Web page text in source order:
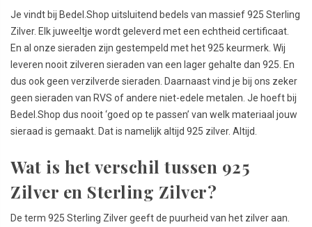
Je vindt bij Bedel.Shop uitsluitend bedels van massief 925 Sterling
Zilver. Elk juweeltje wordt geleverd met een echtheid certificaat.
En al onze sieraden zijn gestempeld met het 925 keurmerk. Wij
leveren nooit zilveren sieraden van een lager gehalte dan 925. En
dus ook geen verzilverde sieraden. Daarnaast vind je bij ons zeker
geen sieraden van RVS of andere niet-edele metalen. Je hoeft bij
Bedel.Shop dus nooit ‘goed op te passen’ van welk materiaal jouw
sieraad is gemaakt. Dat is namelijk altijd 925 zilver. Altijd.
Wat is het verschil tussen 925
Zilver en Sterling Zilver?
De term 925 Sterling Zilver geeft de puurheid van het zilver aan.